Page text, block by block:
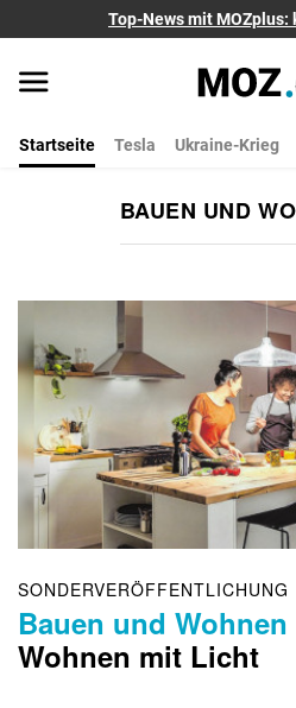
Top-News mit MOZplus:
Startseite Tesla Ukraine-Krieg
BAUEN UND
SONDERVERÖFFENTLICHUNG
Bauen und Wohnen
Wohnen mit Licht